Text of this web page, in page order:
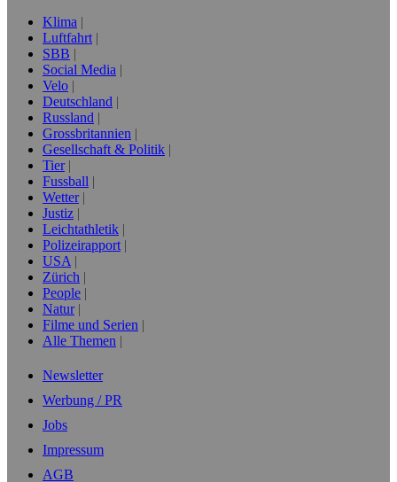
Klima
Luftfahrt
SBB
Social Media
Velo
Deutschland
Russland
Grossbritannien
Gesellschaft & Politik
Tier
Fussball
Wetter
Justiz
Leichtathletik
Polizeirapport
USA
Zürich
People
Natur
Filme und Serien
Alle Themen
Newsletter
Werbung / PR
Jobs
Impressum
AGB